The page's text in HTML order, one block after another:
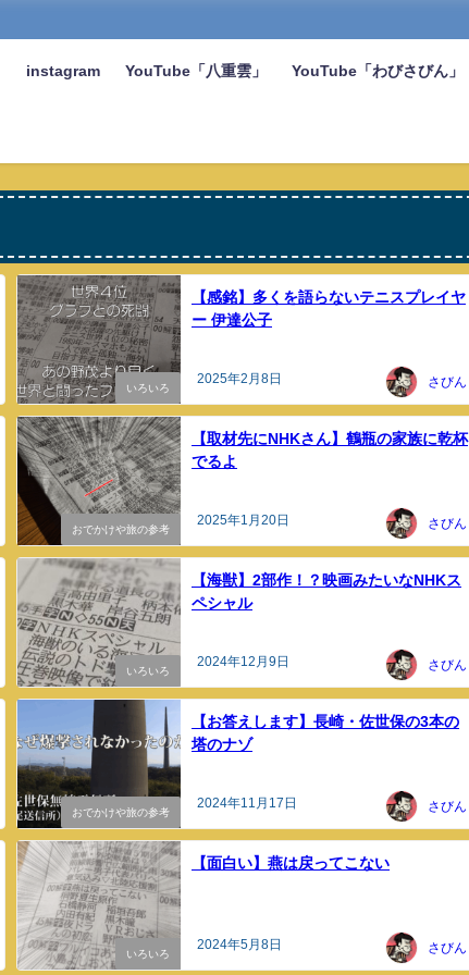
instagram YouTube「八重雲」 YouTube「わびさびん」
いろいろ
【感銘】多くを語らないテニスプレイヤ
ー 伊達公子
2025年2月8日 さびん
おでかけや旅の参考
【取材先にNHKさん】鶴瓶の家族に乾杯
でるよ
2025年1月20日 さびん
いろいろ
【海獣】2部作！？映画みたいなNHKス
ペシャル
2024年12月9日 さびん
おでかけや旅の参考
【お答えします】長崎・佐世保の3本の
塔のナゾ
2024年11月17日 さびん
いろいろ
【面白い】燕は戻ってこない
2024年5月8日 さびん